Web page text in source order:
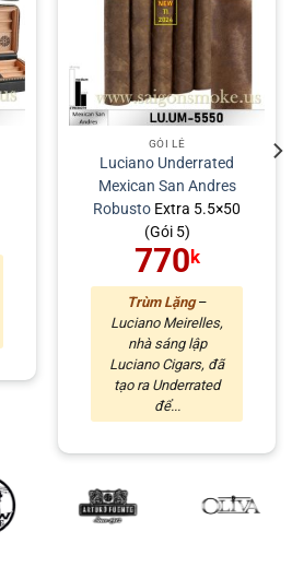
GÓI LẺ
Luciano Underrated
Mexican San Andres
Robusto Extra 5.5×50
(Gói 5)
770 k
Trùm Lặng–
Luciano Meirelles,
nhà sáng lập
Luciano Cigars, đã
tạo ra Underrated
để...